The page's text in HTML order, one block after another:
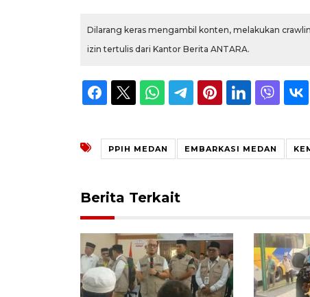
Dilarang keras mengambil konten, melakukan
izin tertulis dari Kantor Berita ANTARA.
PPIH MEDAN EMBARKASI MEDAN
Berita Terkait